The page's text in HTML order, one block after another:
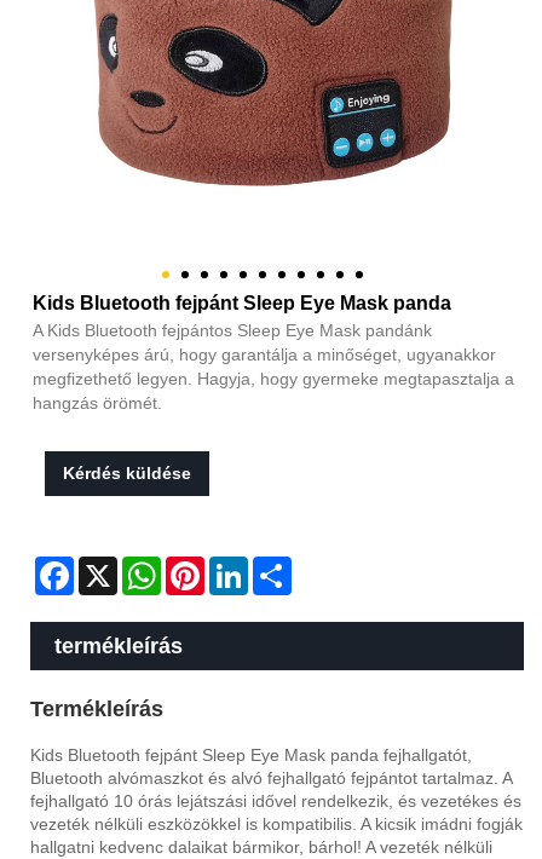
Kids Bluetooth fejpánt Sleep Eye Mask panda
A Kids Bluetooth fejpántos Sleep Eye Mask pandánk
versenyképes árú, hogy garantálja a minőséget, ugyanakkor
megfizethető legyen. Hagyja, hogy gyermeke megtapasztalja a
hangzás örömét.
Kérdés küldése
Facebook
X WhatsAppPinterestLinkedIn
termékleírás
Termékleírás
Kids Bluetooth fejpánt Sleep Eye Mask panda fejhallgatót,
Bluetooth alvómaszkot és alvó fejhallgató fejpántot tartalmaz. A
fejhallgató 10 órás lejátszási idővel rendelkezik, és vezetékes és
vezeték nélküli eszközökkel is kompatibilis. A kicsik imádni fogják
hallgatni kedvenc dalaikat bármikor, bárhol! A vezeték nélküli